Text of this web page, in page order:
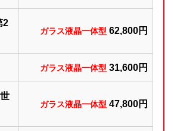
2
ガラス液晶一体型 62,800円
ガラス液晶一体型 31,600円
ガラス液晶一体型 47,800円